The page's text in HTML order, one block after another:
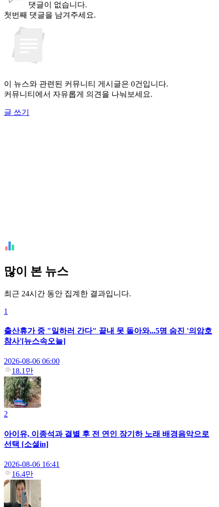
댓글이 없습니다.
첫번째 댓글을 남겨주세요.
이 뉴스와 관련된 커뮤니티 게시글은 0건입니다.
커뮤니티에서 자유롭게 의견을 나눠보세요.
글 쓰기
많이 본 뉴스
최근 24시간 동안 집계한 결과입니다.
1
출산휴가 중 "일하러 간다" 끝내 못 돌아와...5명 숨진 '의암호
참사'[뉴스속오늘]
2026-08-06 06:00
18.1만
2
아이유, 이종석과 결별 후 전 연인 장기하 노래 배경음악으로
선택 [소셜in]
2026-08-06 16:41
16.4만